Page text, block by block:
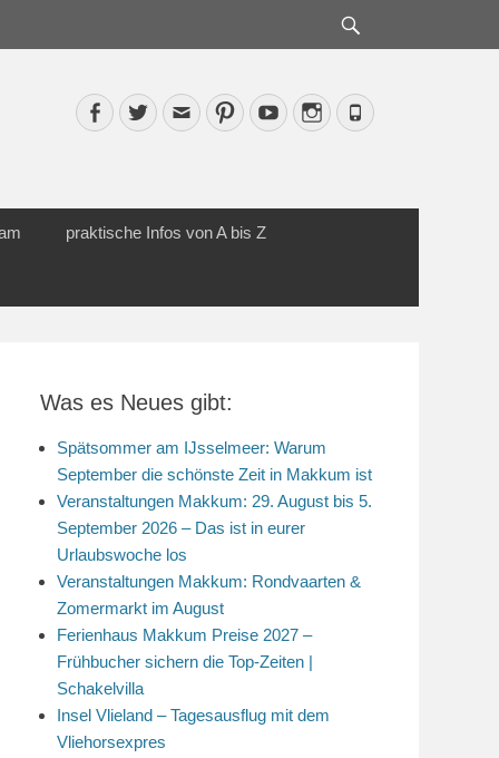
Facebook
TwitterEmailPinterestYouTubeInstagram
Phone
praktische Infos von A bis Z
Was es Neues gibt:
Spätsommer am IJsselmeer: Warum
September die schönste Zeit in Makkum ist
Veranstaltungen Makkum: 29. August bis 5.
September 2026 – Das ist in eurer
Urlaubswoche los
Veranstaltungen Makkum: Rondvaarten &
Zomermarkt im August
Ferienhaus Makkum Preise 2027 –
Frühbucher sichern die Top-Zeiten |
Schakelvilla
Insel Vlieland – Tagesausflug mit dem
Vliehorsexpres